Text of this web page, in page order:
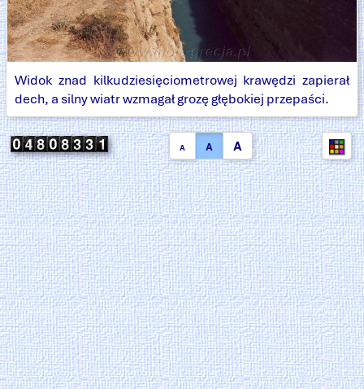
Widok znad kilkudziesięciometrowej krawędzi zapierał
dech, a silny wiatr wzmagał grozę głębokiej przepaści.
A A A